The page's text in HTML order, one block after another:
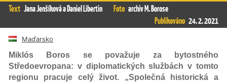
Text Jana Jenšíková a Daniel Libertin Foto archiv M. Borose
Publikováno 24. 2. 2021
Maďarsko
Miklós Boros se považuje za bytostného
Středoevropana: v diplomatických službách v tomto
regionu pracuje celý život. „Společná historická a